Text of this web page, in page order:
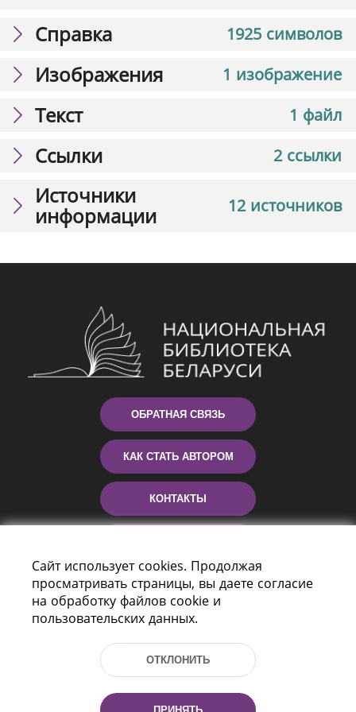
1925 символов
Справка
1 изображение
Изображения
1 файл
Текст
2 ссылки
Ссылки
12 источников
Источники
информации
ОБРАТНАЯ СВЯЗЬ
КАК СТАТЬ АВТОРОМ
КОНТАКТЫ
Пр-т Независимости 116
Сайт использует cookies. Продолжая
просматривать страницы, вы даете согласие
на обработку файлов cookie и
пользовательских данных.
ОТКЛОНИТЬ